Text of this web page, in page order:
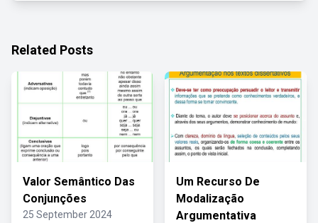
Related Posts
Valor Semântico Das
Conjunções
25 September 2024
Um Recurso De
Modalização
Argumentativa